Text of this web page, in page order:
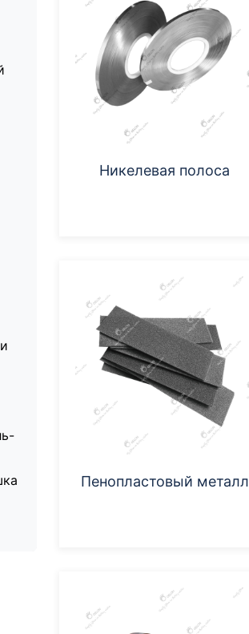
Никелевая полоса
Пенопластовый металл